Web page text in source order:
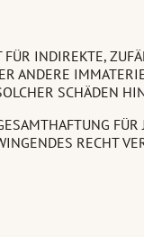
INDIREKTE,
ANDERE
SCHÄDEN
RECHT